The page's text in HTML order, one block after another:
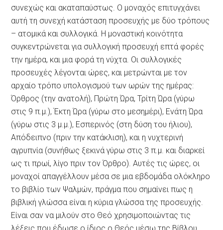
συνεχώς και ακαταπαύστως. Ο μοναχός επιτυγχάνει
αυτή τη συνεχή κατάσταση προσευχής με δύο τρόπους
– ατομικά και συλλογικά. Η μοναστική κοινότητα
συγκεντρώνεται για συλλογική προσευχή επτά φορές
την ημέρα, και μια φορά τη νύχτα. Οι συλλογικές
προσευχές λέγονται ώρες, και μετρώνται με τον
αρχαίο τρόπο υπολογισμού των ωρών της ημέρας:
Όρθρος (την ανατολή), Πρώτη Ώρα, Τρίτη Ώρα (γύρω
στις 9 π.μ.), Έκτη Ώρα (γύρω στο μεσημέρι), Ενάτη Ώρα
(γύρω στις 3 μ.μ.), Εσπερινός (στη δύση του ήλιου),
Απόδειπνο (πριν την κατάκλιση), και η νυχτερινή
αγρυπνία (συνήθως ξεκινά γύρω στις 3 π.μ. και διαρκεί
ως τι πρωί, λίγο πριν τον Όρθρο). Αυτές τις ώρες, οι
μοναχοί απαγγέλλουν μέσα σε μια εβδομάδα ολόκληρο
το βιβλίο των Ψαλμών, πράγμα που σημαίνει πως η
βιβλική γλώσσα είναι η κύρια γλώσσα της προσευχής.
Είναι σαν να μιλούν στο Θεό χρησιμοποιώντας τις